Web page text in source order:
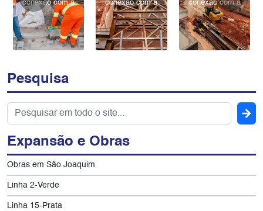
conexão com a
linha 6 laranja
29/04/2025
Foto: Márcia
Alves/Metrô
conexão com a
linha 6 laranja
29/04/2025
Foto: Márcia
Alves/Metrô
conexão com a
linha 6 laranja
29/04/2025
Foto: Márcia
Alves/Metrô
Pesquisa
Expansão e Obras
Obras em São Joaquim
Linha 2-Verde
Linha 15-Prata